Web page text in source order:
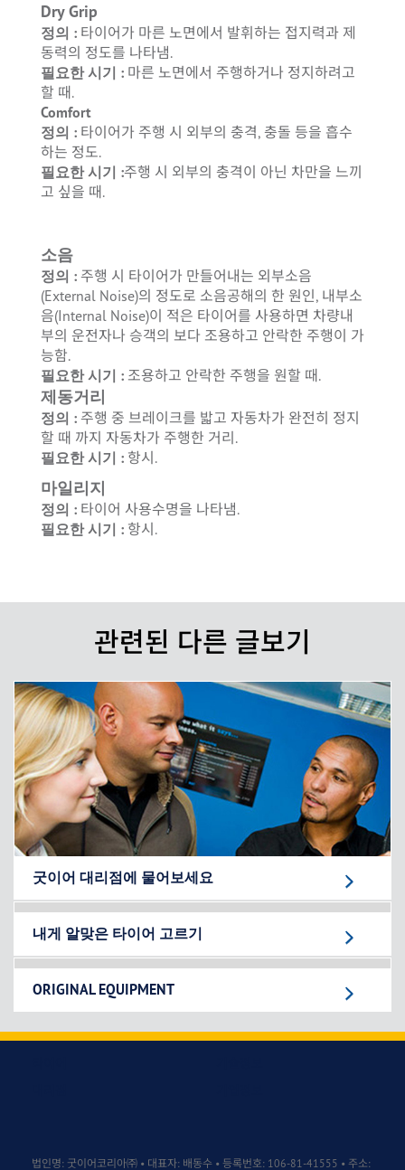
Dry Grip
정의 : 타이어가 마른 노면에서 발휘하는 접지력과 제
동력의 정도를 나타냄.
필요한 시기 : 마른 노면에서 주행하거나 정지하려고
할 때.
Comfort
정의 : 타이어가 주행 시 외부의 충격, 충돌 등을 흡수
하는 정도.
필요한 시기 :주행 시 외부의 충격이 아닌 차만을 느끼
고 싶을 때.
소음
정의 : 주행 시 타이어가 만들어내는 외부소음
(External Noise)의 정도로 소음공해의 한 원인, 내부소
음(Internal Noise)이 적은 타이어를 사용하면 차량내
부의 운전자나 승객의 보다 조용하고 안락한 주행이 가
능함.
필요한 시기 : 조용하고 안락한 주행을 원할 때.
제동거리
정의 : 주행 중 브레이크를 밟고 자동차가 완전히 정지
할 때 까지 자동차가 주행한 거리.
필요한 시기 : 항시.
마일리지
정의 : 타이어 사용수명을 나타냄.
필요한 시기 : 항시.
관련된 다른 글보기
굿이어 대리점에 물어보세요
내게 알맞은 타이어 고르기
ORIGINAL EQUIPMENT
법인명: 굿이어코리아㈜ • 대표자: 배동수 • 등록번호: 106-81-41555 • 주소: